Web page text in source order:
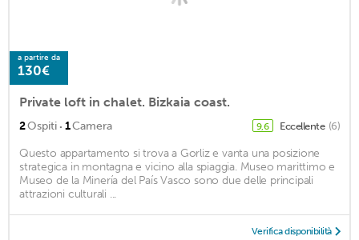
a partire da
130€
Private loft in chalet. Bizkaia coast.
2Ospiti · 1Camera 9,6 Eccellente (6)
Questo appartamento si trova a Gorliz e vanta una posizione
strategica in montagna e vicino alla spiaggia. Museo marittimo e
Museo de la Minería del País Vasco sono due delle principali
attrazioni culturali ...
Verifica disponibilità